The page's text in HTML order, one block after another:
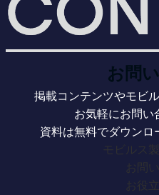
お問
掲載コンテンツやモビ
お気軽にお問い
資料は無料でダウンロ
モビルス
お問
お役